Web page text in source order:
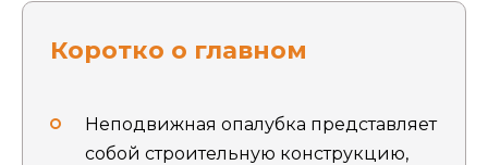
Коротко о главном
Неподвижная опалубка представляет
собой строительную конструкцию,